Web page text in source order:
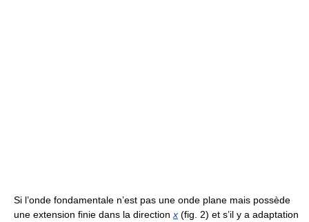
Si l’onde fondamentale n’est pas une onde plane mais possède
une extension finie dans la direction x (fig. 2) et s’il y a adaptation